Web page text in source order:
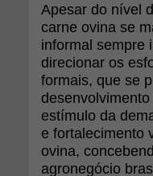
Apesar do nível
carne ovina se
informal sempre
direcionar os
formais, que se
estímulo da
e fortalecimento
ovina,
agronegócio